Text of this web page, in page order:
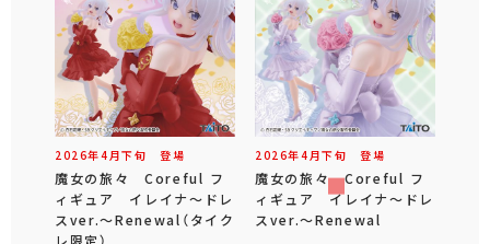
2026年4 月下旬 登場
魔女の旅々 Coreful フ
ィギュア イレイナ～ドレ
スver.～Renewal（タイク
2026年4 月下旬 登場
魔女の旅々 Coreful フ
ィギュア イレイナ～ドレ
スver.～Renewal